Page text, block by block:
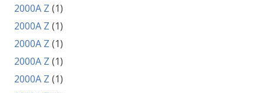
2000A Z (1)
2000A Z (1)
2000A Z (1)
2000A Z (1)
2000A Z (1)